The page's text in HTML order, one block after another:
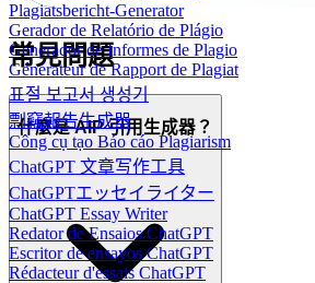
Plagiatsbericht-Generator
Gerador de Relatório de Plágio
Generador de Informes de Plagio
Générateur de Rapport de Plagiat
표절 보고서 생성기
剽竊報告生成器
Công cụ tạo Báo cáo Plagiarism
ChatGPT 文章写作工具
ChatGPTエッセイライター
ChatGPT Essay Writer
Redator de Ensaios ChatGPT
Escritor de ensayos ChatGPT
Rédacteur d'essais ChatGPT
常見問題
什麼是 AIP 引用生成器？